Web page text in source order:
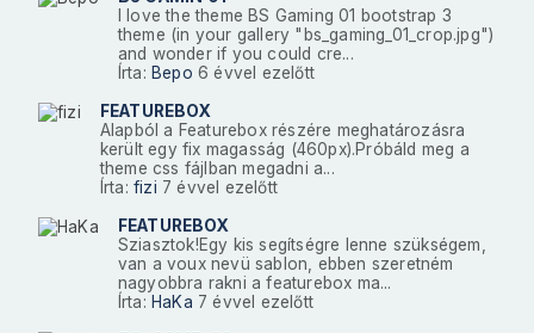
I love the theme BS Gaming 01 bootstrap 3
theme (in your gallery "bs_gaming_01_crop.jpg")
and wonder if you could cre...
Írta: Bepo 6 évvel ezelőtt
FEATUREBOX
Alapból a Featurebox részére meghatározásra
került egy fix magasság (460px).Próbáld meg a
theme css fájlban megadni a...
Írta:fizi 7 évvel ezelőtt
FEATUREBOX
Sziasztok!Egy kis segítségre lenne szükségem,
van a voux nevü sablon, ebben szeretném
nagyobbra rakni a featurebox ma...
Írta: HaKa 7 évvel ezelőtt